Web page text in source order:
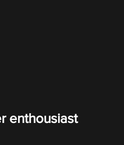
enthousiast